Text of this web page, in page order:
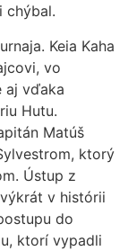
chýbal.
Keia Kaha
vo
aj vďaka
Hutu.
Matúš
ktorý
Ústup z
v histórii
do
ktorí vypadli